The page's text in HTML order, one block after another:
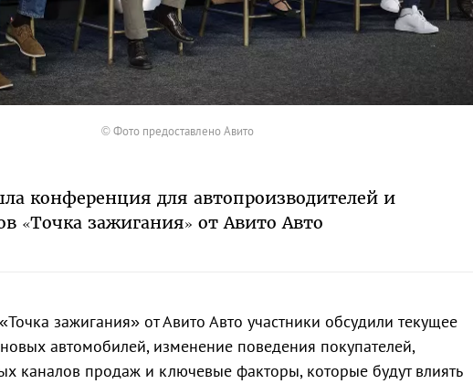
© Фото предоставлено Авито
конференция для автопроизводителей и
«Точка зажигания» от Авито Авто
зажигания» от Авито Авто участники обсудили текущее
автомобилей, изменение поведения покупателей,
каналов продаж и ключевые факторы, которые будут влиять